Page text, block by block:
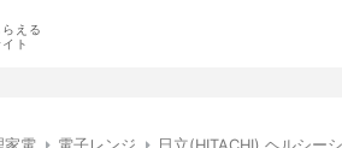
える
ト